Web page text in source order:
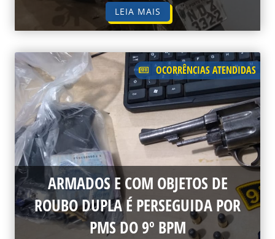
LEIA MAIS
OCORRÊNCIAS ATENDIDAS
ARMADOS E COM OBJETOS DE
ROUBO DUPLA É PERSEGUIDA POR
PMS DO 9º BPM